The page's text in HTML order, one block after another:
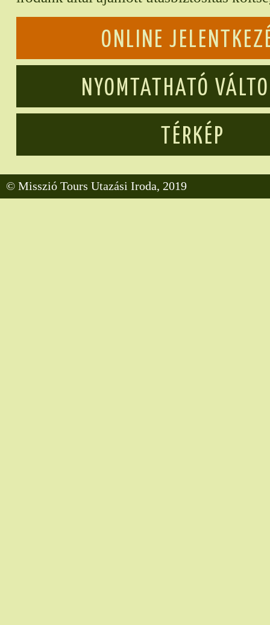
ONLINE
NYOMTATHATÓ
TÉRKÉP
© Misszió Tours Utazási Iroda, 2019